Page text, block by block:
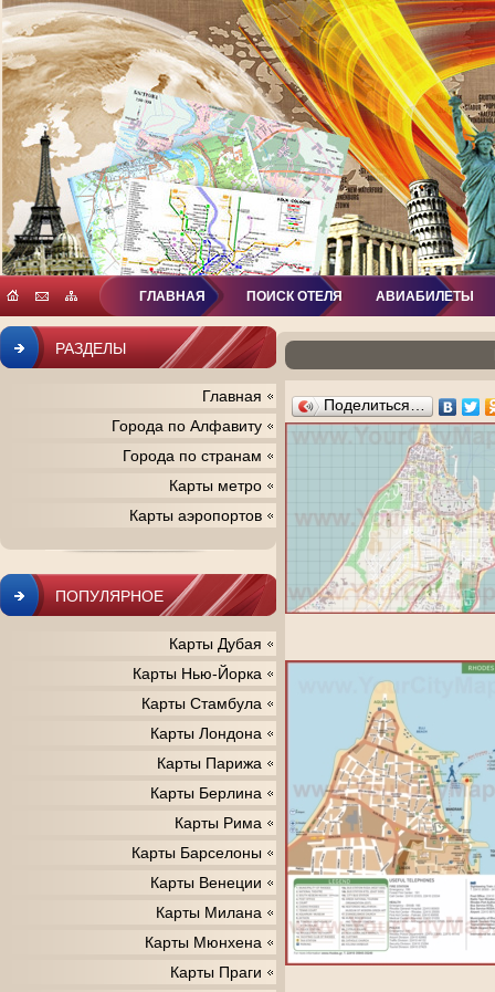
Поделиться…
РАЗДЕЛЫ
Главная
Города по Алфавиту
Города по странам
Карты метро
Карты аэропортов
ПОПУЛЯРНОЕ
Карты Дубая
Карты Нью-Йорка
Карты Стамбула
Карты Лондона
Карты Парижа
Карты Берлина
Карты Рима
Карты Барселоны
Карты Венеции
Карты Милана
Карты Мюнхена
Карты Праги
ГЛАВНАЯ ПОИСК ОТЕЛЯ АВИАБИЛЕТЫ